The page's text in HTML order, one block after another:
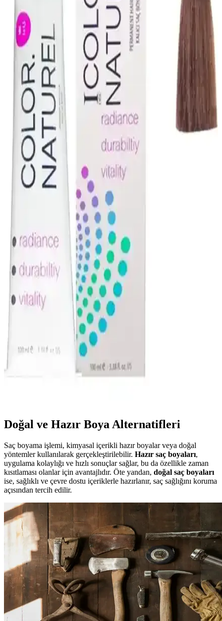
Koleston Saç Boya Renkleri ve Numaraları
Hakkında Kapsamlı Rehber
Koleston markasının geniş renk yelpazesi ve numaralarıyla saç
boyasında doğru seçim yapmanın püf noktalarını öğrenin. Kendinize
en uygun tonu belirleyerek güzelliğinizi ortaya çıkarın.
Igora Bebek Sarısı: Profesyonel Saç Boyama İçin En
Güvenilir Renk Tonu Rehberi
Igora Bebek Sarısı, doğal ve ışıltılı saç renkleri arayanlar için ideal,
kalıcı ve güvenilir bir ton olup, doğru tekniklerle elde edilmesi
önemlidir.
HUSH Krem Oksidan 6% ve Igora Oksidan Krem
9% Karşılaştırması
Bu makalede, HUSH Krem Oksidan 6% ve Igora Oksidan Krem
9%'un özellikleri, kullanıcı yorumları ve kullanım avantajları
karşılaştırılarak, doğru ürün seçimine rehberlik ediliyor.
Kumral Bej Saç Boyası ve Profesyonel Uygulama
Yöntemleri Hakkında Detaylı Rehber
Kumral bej tonları doğal ve şık görünüm sağlar. Profesyonel
uygulama teknikleri, ürün seçimi ve bakım ipuçlarıyla kalıcı ve
sağlıklı saçlar elde edin.
Schwarzkopf Igora %9 Oksidan Krem ile Güvenilir
Saç Boyama ve Açma İşlemleri
Schwarzkopf Igora %9 oksidan krem, yüksek kalite ve güvenilirlik
sunarak saç boyama ve açma işlemlerinde etkili sonuçlar sağlar,
profesyonel ve ev kullanımı için ideal bir seçenektir.
Color Naturel Saç Boyası 7.77 Açık Çikolata Kahve:
Kolay Uygulama ile Güvenli Sonuçlar
Color Naturel Saç Boyası 7.77 açık çikolata kahve, krem formu ile
kolay uygulama ve homojen renk sağlar. Argan yağı, soya yağı ve
Doğal ve Hazır Boya Alternatifleri
Saç boyama işlemi, kimyasal içerikli hazır boyalar veya doğal
yöntemler kullanılarak gerçekleştirilebilir. Hazır saç boyaları,
uygulama kolaylığı ve hızlı sonuçlar sağlar, bu da özellikle zaman
kısıtlaması olanlar için avantajlıdır. Öte yandan, doğal saç boyaları
ise, sağlıklı ve çevre dostu içeriklerle hazırlanır, saç sağlığını koruma
açısından tercih edilir.